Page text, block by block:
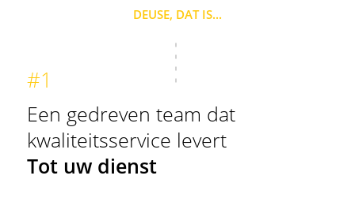
DEUSE, DAT IS...
#1
Een gedreven team dat
kwaliteitsservice levert
Tot uw dienst